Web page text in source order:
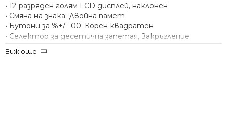
• 12-разряден голям LCD дисплей, наклонен
• Смяна на знака; Двойна памет
• Бутони за %+/-; 00; Корен квадратен
• Селектор за десетична запетая, Закръгление
• Пластмасови бутони
• Двойно захранване
Виж още